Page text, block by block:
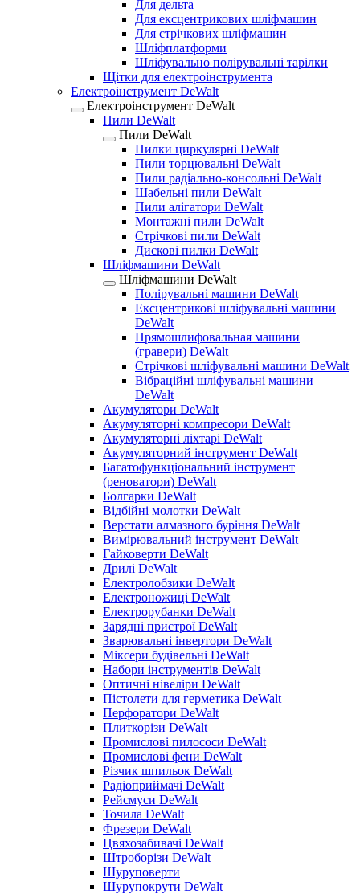
Для дельта
Для ексцентрикових шліфмашин
Для стрічкових шліфмашин
Шліфплатформи
Шліфувально полірувальні тарілки
Щітки для електроінструмента
Електроінструмент DeWalt
Електроінструмент DeWalt
Пили DeWalt
Пили DeWalt
Пилки циркулярні DeWalt
Пили торцювальні DeWalt
Пили радіально-консольні DeWalt
Шабельні пили DeWalt
Пили алігатори DeWalt
Монтажні пили DeWalt
Стрічкові пили DeWalt
Дискові пилки DeWalt
Шліфмашини DeWalt
Шліфмашини DeWalt
Полірувальні машини DeWalt
Ексцентрикові шліфувальні машини
DeWalt
Прямошлифовальная машини
(гравери) DeWalt
Стрічкові шліфувальні машини DeWalt
Вібраційні шліфувальні машини
DeWalt
Акумулятори DeWalt
Акумуляторні компресори DeWalt
Акумуляторні ліхтарі DeWalt
Акумуляторний інструмент DeWalt
Багатофункціональний інструмент
(реноватори) DeWalt
Болгарки DeWalt
Відбійні молотки DeWalt
Верстати алмазного буріння DeWalt
Вимірювальний інструмент DeWalt
Гайковерти DeWalt
Дрилі DeWalt
Електролобзики DeWalt
Електроножиці DeWalt
Електрорубанки DeWalt
Зарядні пристрої DeWalt
Зварювальні інвертори DeWalt
Міксери будівельні DeWalt
Набори інструментів DeWalt
Оптичні нівеліри DeWalt
Пістолети для герметика DeWalt
Перфоратори DeWalt
Плиткорізи DeWalt
Промислові пилососи DeWalt
Промислові фени DeWalt
Різчик шпильок DeWalt
Радіоприймачі DeWalt
Рейсмуси DeWalt
Точила DeWalt
Фрезери DeWalt
Цвяхозабивачі DeWalt
Штроборізи DeWalt
Шуруповерти
Шурупокрути DeWalt